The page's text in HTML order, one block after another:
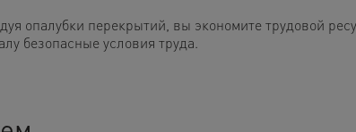
опалубки перекрытий, вы экономите трудовой
безопасные условия труда.